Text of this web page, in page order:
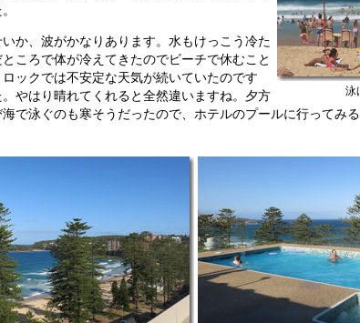
泳
か、波がかなりあります。水もけっこう冷た
ころで体が冷えてきたのでビーチで休むこと
ックでは不安定な天気が続いていたのです
やはり晴れてくれると全然違いますね。夕方
で泳ぐのも寒そうだったので、ホテルのプールに行ってみ